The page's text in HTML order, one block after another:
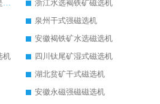
山东永磁筒式磁选机是不是强磁
浙江水选褐铁矿磁选机
泉州干式强磁选机
安徽褐铁矿水选磁选机
机
四川钛尾矿湿式磁选机
湖北贫矿干式磁选机
安徽永磁强磁磁选机